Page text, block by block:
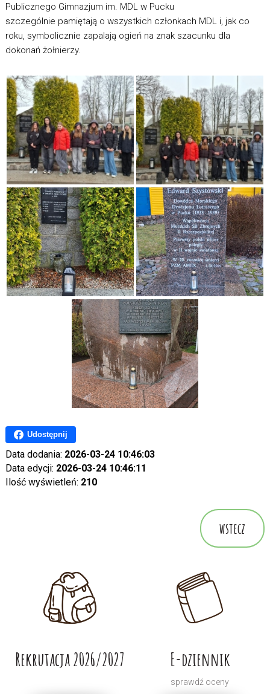
Publicznego Gimnazjum im. MDL w Pucku
szczególnie pamiętają o wszystkich członkach MDL i, jak co
roku, symbolicznie zapalają ogień na znak szacunku dla
dokonań żołnierzy.
Udostępnij
Data dodania: 2026-03-24 10:46:03
Data edycji: 2026-03-24 10:46:11
Ilość wyświetleń: 210
wstecz
Rekrutacja 2026/2027 E-dziennik
sprawdź oceny